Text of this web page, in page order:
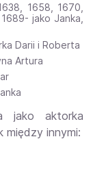
1658, 1670,
jako Janka,
Darii i Roberta
Artura
jako aktorka
między innymi: